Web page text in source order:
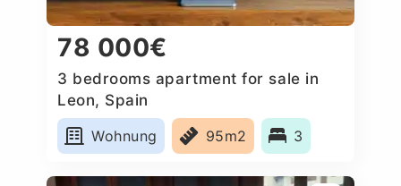
78 000€
3 bedrooms apartment for sale in
Leon, Spain
Wohnung
95m2 3